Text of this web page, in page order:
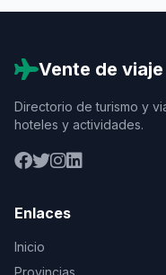
Vente de viaje
Directorio de turismo y
hoteles y actividades.
Enlaces
Inicio
Provincias